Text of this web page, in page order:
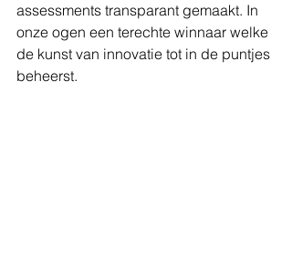
assessments transparant gemaakt. In
onze ogen een terechte winnaar welke
de kunst van innovatie tot in de puntjes
beheerst.